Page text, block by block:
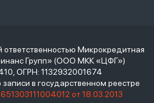
Микрокредитная
Групп» (ООО МКК «ЦФГ»)
ОГРН: 1132932001674
в государственном реестре
от 18.03.2013